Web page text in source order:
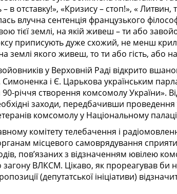
в отставку!», «Кризису – стоп!», «
влучна сентенція французького
тієї землі, на якій живеш – ти або
приписують дуже схожий, не менш
землі якого живеш, то ти або гість, або
у Верховній Раді відкрито
Симоненка і Є. Царькова українським
річчя створення комсомолу Украї­ни».
заходи, передбачивши проведення
комсомолу у Національному
комітету телебачення і
місцевого самоврядування сприяти
пов’язаних з відзначенням ювілею
загону ВЛКСМ. Ці­каво, як прореагував би
(депутатської ініціативи)